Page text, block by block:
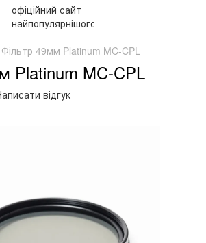
Фільтр 49мм Platinum MC-CPL
Platinum MC-CPL
відгук